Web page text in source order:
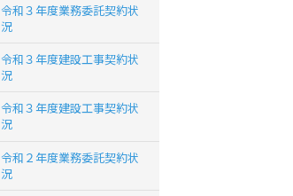
令和３年度業務委託契約状
況
令和３年度建設工事契約状
況
令和３年度建設工事契約状
況
令和２年度業務委託契約状
況